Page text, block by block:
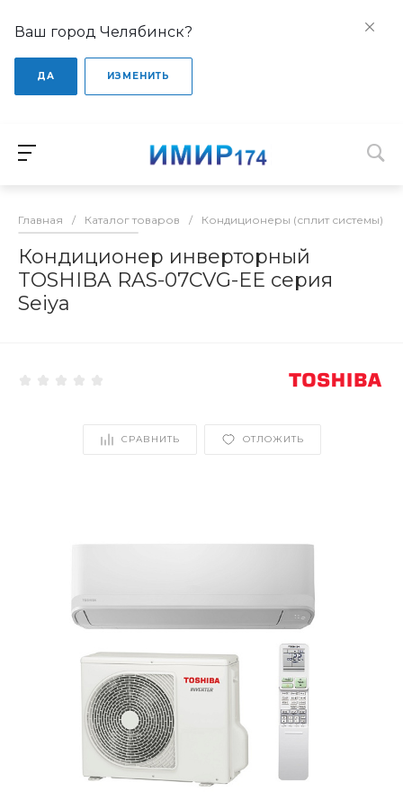
Ваш город Челябинск?
ДА ИЗМЕНИТЬ
Главная / Каталог товаров / Кондиционеры (сплит системы)
Кондиционер инверторный
TOSHIBA RAS-07CVG-EE серия
Seiya
СРАВНИТЬ ОТЛОЖИТЬ